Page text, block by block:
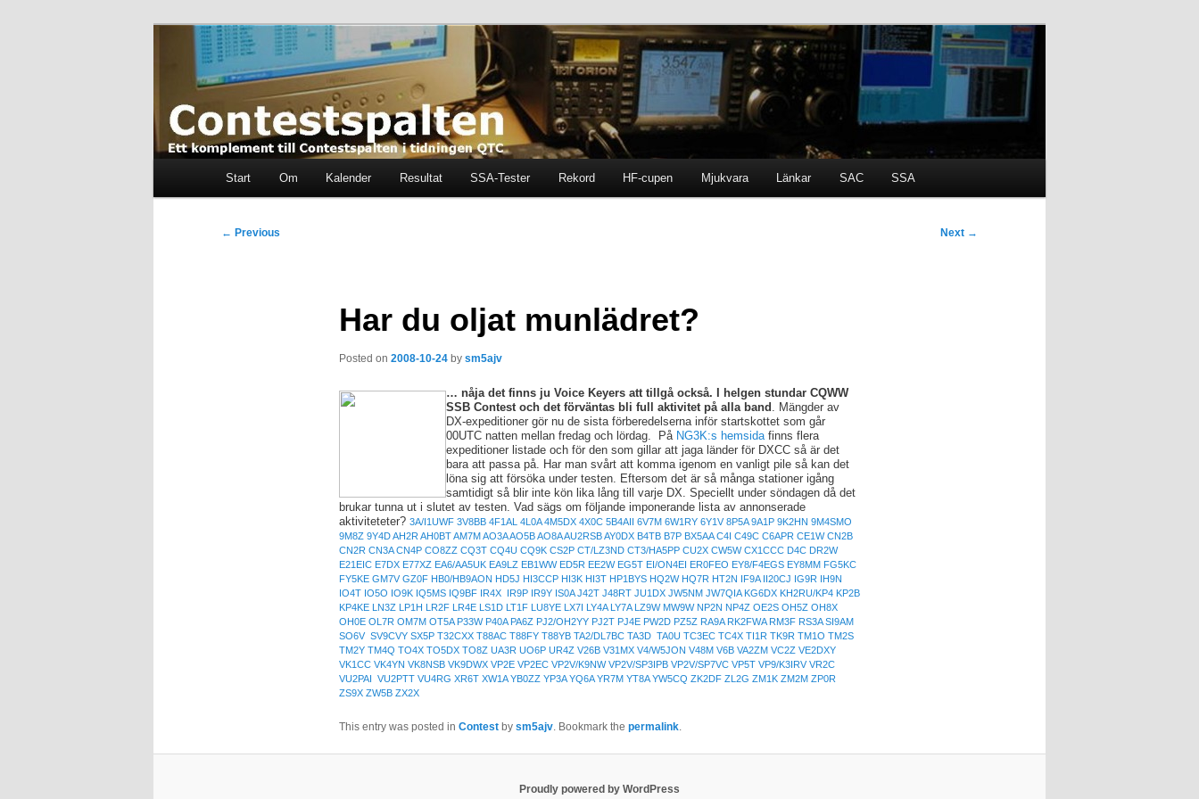
Contestspalten
Ett komplement till contestspalten i tidningen QTC
Start Om Kalender Resultat SSA-Tester Rekord HF-cupen Mjukvara Länkar SAC SSA
Post
← Previous Next →
Har du oljat munlädret?
Posted on 2008-10-24 by sm5ajv
… nåja det finns ju Voice Keyers att tillgå också. I helgen stundar CQWW
SSB Contest och det förväntas bli full aktivitet på alla band . Mängder av
DX-expeditioner gör nu de sista förberedelserna inför startskottet som går
00UTC natten mellan fredag och lördag. PåNG3K:s hemsida finns flera
expeditioner listade och för den som gillar att jaga länder för DXCC så är det
bara att passa på. Har man svårt att komma igenom en vanligt pile så kan det
löna sig att försöka under testen. Eftersom det är så många stationer igång
samtidigt så blir inte kön lika lång till varje DX. Speciellt under söndagen då det
brukar tunna ut i slutet av testen. Vad sägs om följande imponerande lista av annonserade
aktiviteteter? 3A/I1UWF 3V8BB 4F1AL 4L0A 4M5DX 4X0C 5B4AII 6V7M 6W1RY 6Y1V 8P5A 9A1P 9K2HN 9M4SMO
9M8Z 9Y4D AH2R AH0BT AM7M AO3A AO5B AO8A AU2RSB AY0DX B4TB B7P BX5AA C4I C49C C6APR CE1W CN2B
CN2R CN3A CN4P CO8ZZ CQ3T CQ4U CQ9K CS2P CT/LZ3ND CT3/HA5PP CU2X CW5W CX1CCC D4C DR2W
E21EIC E7DX E77XZ EA6/AA5UK EA9LZ EB1WW ED5R EE2W EG5T EI/ON4EI ER0FEO EY8/F4EGS EY8MM FG5KC
FY5KE GM7V GZ0F HB0/HB9AON HD5J HI3CCP HI3K HI3T HP1BYS HQ2W HQ7R HT2N IF9A II20CJ IG9R IH9N
IO4T IO5O IO9K IQ5MS IQ9BF IR4X IR9P IR9Y IS0A J42T J48RT JU1DX JW5NM JW7QIA KG6DX KH2RU/KP4 KP2B
KP4KE LN3Z LP1H LR2F LR4E LS1D LT1F LU8YE LX7I LY4A LY7A LZ9W MW9W NP2N NP4Z OE2S OH5Z OH8X
OH0E OL7R OM7M OT5A P33W P40A PA6Z PJ2/OH2YY PJ2T PJ4E PW2D PZ5Z RA9A RK2FWA RM3F RS3A SI9AM
SO6V SV9CVY SX5P T32CXX T88AC T88FY T88YB TA2/DL7BC TA3D TA0U TC3EC TC4X TI1R TK9R TM1O TM2S
TM2Y TM4Q TO4X TO5DX TO8Z UA3R UO6P UR4Z V26B V31MX V4/W5JON V48M V6B VA2ZM VC2Z VE2DXY
VK1CC VK4YN VK8NSB VK9DWX VP2E VP2EC VP2V/K9NW VP2V/SP3IPB VP2V/SP7VC VP5T VP9/K3IRV VR2C
VU2PAI VU2PTT VU4RG XR6T XW1A YB0ZZ YP3A YQ6A YR7M YT8A YW5CQ ZK2DF ZL2G ZM1K ZM2M ZP0R
ZS9X ZW5B ZX2X
This entry was posted in Contestby sm5ajv. Bookmark the permalink.
Proudly powered by WordPress